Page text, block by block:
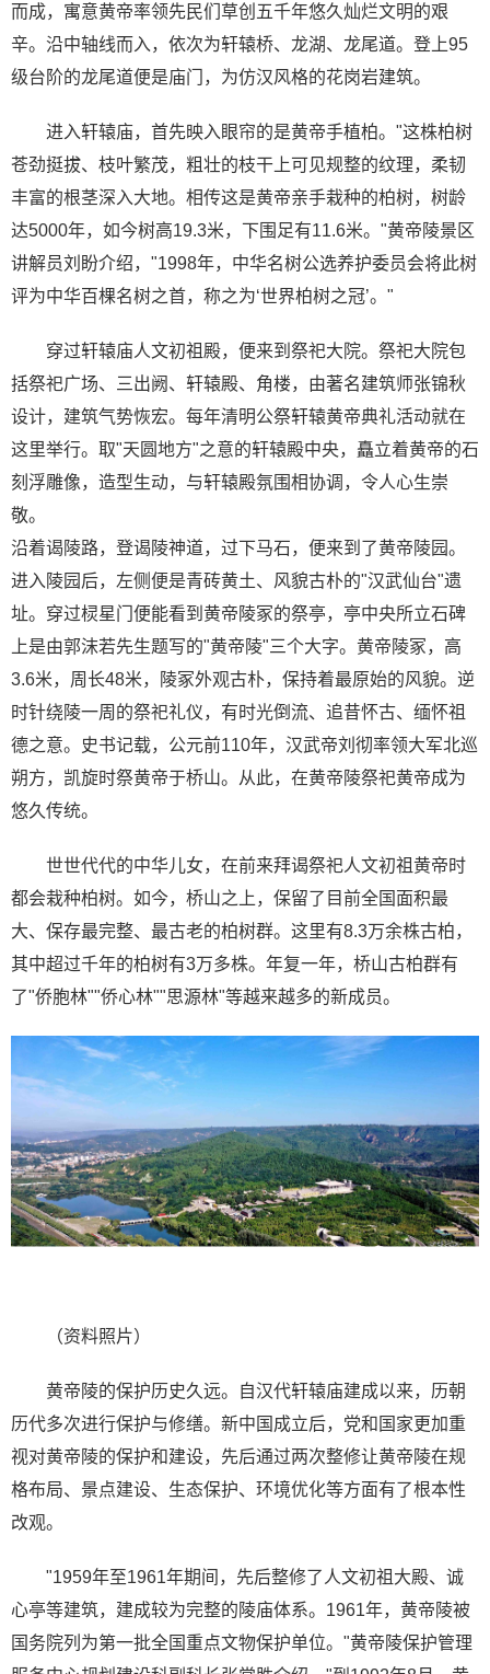
而成，寓意黄帝率领先民们草创五千年悠久灿烂文明的艰
辛。沿中轴线而入，依次为轩辕桥、龙湖、龙尾道。登上95
级台阶的龙尾道便是庙门，为仿汉风格的花岗岩建筑。
进入轩辕庙，首先映入眼帘的是黄帝手植柏。"这株柏树
苍劲挺拔、枝叶繁茂，粗壮的枝干上可见规整的纹理，柔韧
丰富的根茎深入大地。相传这是黄帝亲手栽种的柏树，树龄
达5000年，如今树高19.3米，下围足有11.6米。"黄帝陵景区
讲解员刘盼介绍，"1998年，中华名树公选养护委员会将此树
评为中华百棵名树之首，称之为‘世界柏树之冠’。"
穿过轩辕庙人文初祖殿，便来到祭祀大院。祭祀大院包
括祭祀广场、三出阙、轩辕殿、角楼，由著名建筑师张锦秋
设计，建筑气势恢宏。每年清明公祭轩辕黄帝典礼活动就在
这里举行。取"天圆地方"之意的轩辕殿中央，矗立着黄帝的石
刻浮雕像，造型生动，与轩辕殿氛围相协调，令人心生崇
敬。
沿着谒陵路，登谒陵神道，过下马石，便来到了黄帝陵园。
进入陵园后，左侧便是青砖黄土、风貌古朴的"汉武仙台"遗
址。穿过棂星门便能看到黄帝陵冢的祭亭，亭中央所立石碑
上是由郭沫若先生题写的"黄帝陵"三个大字。黄帝陵冢，高
3.6米，周长48米，陵冢外观古朴，保持着最原始的风貌。逆
时针绕陵一周的祭祀礼仪，有时光倒流、追昔怀古、缅怀祖
德之意。史书记载，公元前110年，汉武帝刘彻率领大军北巡
朔方，凯旋时祭黄帝于桥山。从此，在黄帝陵祭祀黄帝成为
悠久传统。
世世代代的中华儿女，在前来拜谒祭祀人文初祖黄帝时
都会栽种柏树。如今，桥山之上，保留了目前全国面积最
大、保存最完整、最古老的柏树群。这里有8.3万余株古柏，
其中超过千年的柏树有3万多株。年复一年，桥山古柏群有
了"侨胞林""侨心林""思源林"等越来越多的新成员。
（资料照片）
黄帝陵的保护历史久远。自汉代轩辕庙建成以来，历朝
历代多次进行保护与修缮。新中国成立后，党和国家更加重
视对黄帝陵的保护和建设，先后通过两次整修让黄帝陵在规
格布局、景点建设、生态保护、环境优化等方面有了根本性
改观。
"1959年至1961年期间，先后整修了人文初祖大殿、诚
心亭等建筑，建成较为完整的陵庙体系。1961年，黄帝陵被
国务院列为第一批全国重点文物保护单位。"黄帝陵保护管理